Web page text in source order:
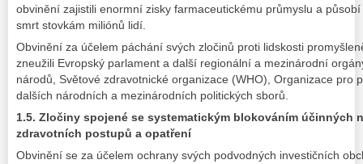
obvinění zajistili enormní zisky farmaceutickému průmyslu a
smrt stovkám miliónů lidí.
Obvinění za účelem páchání svých zločinů proti lidskosti
zneužili Evropský parlament a další regionální a mezinárodní
národů, Světové zdravotnické organizace (WHO), Organizace pro
dalších národních a mezinárodních politických sborů.
1.5. Zločiny spojené se systematickým blokováním účinných
zdravotních postupů a opatření
Obvinění se za účelem ochrany svých podvodných investičních